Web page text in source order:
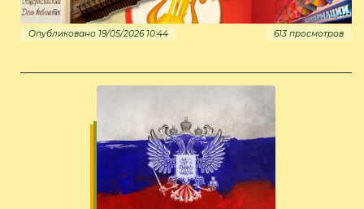
Опубликовано 19/05/2026 10:44 613 просмотров